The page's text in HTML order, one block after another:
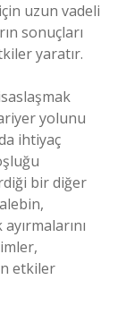
uzun vadeli
sonuçları
yaratır.
yolunu
ihtiyaç
bir diğer
etkiler